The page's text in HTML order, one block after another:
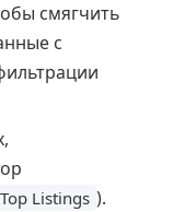
смягчить
с
Top Listings ).